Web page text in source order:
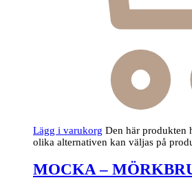
Lägg i varukorg Den här produkten
olika alternativen kan väljas på
MOCKA –